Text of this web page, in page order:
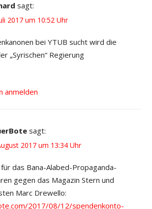
sagt:
2017 um 10:52 Uhr
bei YTUB sucht wird die
„Syrischen“ Regierung
anmelden
sagt:
2017 um 13:34 Uhr
das Bana-Alabed-Propaganda-
gegen das Magazin Stern und
Marc Drewello:
2017/08/12/spendenkonto-